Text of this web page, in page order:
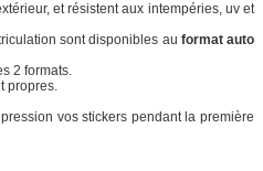
et résistent aux intempéries, uv et
sont disponibles au format auto
2 formats.
propres.
vos stickers pendant la première